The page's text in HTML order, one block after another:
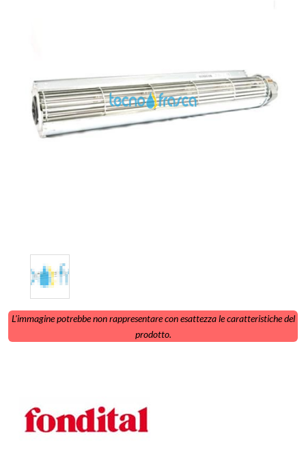
L'immagine potrebbe non rappresentare con esattezza le caratteristiche del
prodotto.